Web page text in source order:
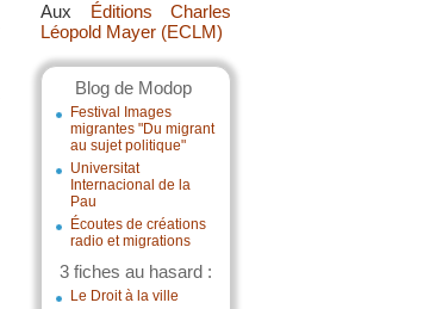
Aux Éditions Charles
Léopold Mayer (ECLM)
Blog de Modop
Festival Images
migrantes "Du migrant
au sujet politique"
Universitat
Internacional de la
Pau
Écoutes de créations
radio et migrations
3 fiches au hasard :
Le Droit à la ville